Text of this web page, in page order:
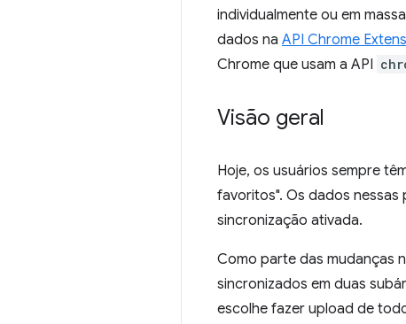
individualmente ou em
dados na API Chrome
Chrome que usam a API
Visão geral
Hoje, os usuários sempre
favoritos". Os dados
sincronização ativada.
Como parte das mudanças
sincronizados em duas
escolhe fazer upload de